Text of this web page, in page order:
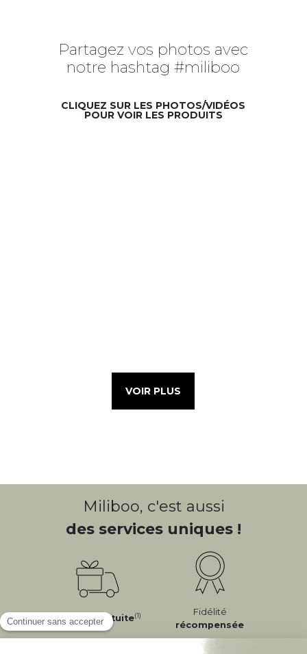
Partagez vos photos avec
notre hashtag #miliboo
CLIQUEZ SUR LES PHOTOS/VIDÉOS
POUR VOIR LES PRODUITS
VOIR PLUS
Miliboo, c'est aussi
des services uniques !
LivraisonGratuite(1)
Fidélité
récompensée